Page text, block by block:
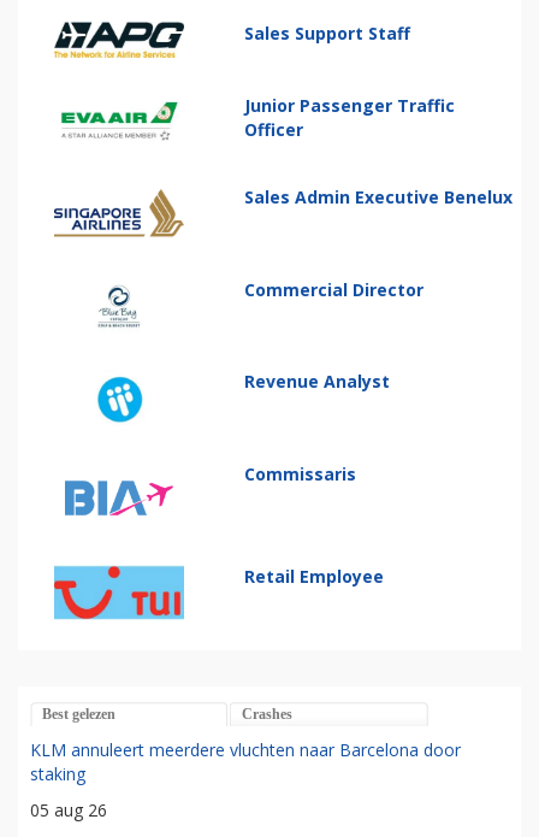
Sales Support Staff
Junior Passenger Traffic
Officer
Sales Admin Executive Benelux
Commercial Director
Revenue Analyst
Commissaris
Retail Employee
Best gelezen Crashes
KLM annuleert meerdere vluchten naar Barcelona door
staking
05 aug 26